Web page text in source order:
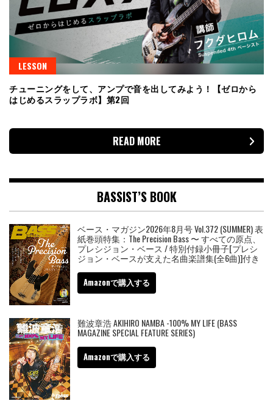
LESSON
チューニングをして、アンプで音を出してみよう！【ゼロから
はじめるスラップラボ】第2回
READ MORE
BASSIST’S BOOK
ベース・マガジン2026年8月号 Vol.372 (SUMMER) 表
紙巻頭特集：The Precision Bass 〜 すべての原点、
プレシジョン・ベース / 特別付録小冊子[プレシ
ジョン・ベースが支えた名曲楽譜集(全6曲)]付き
Amazonで購入する
難波章浩 AKIHIRO NAMBA -100% MY LIFE (BASS
MAGAZINE SPECIAL FEATURE SERIES)
Amazonで購入する